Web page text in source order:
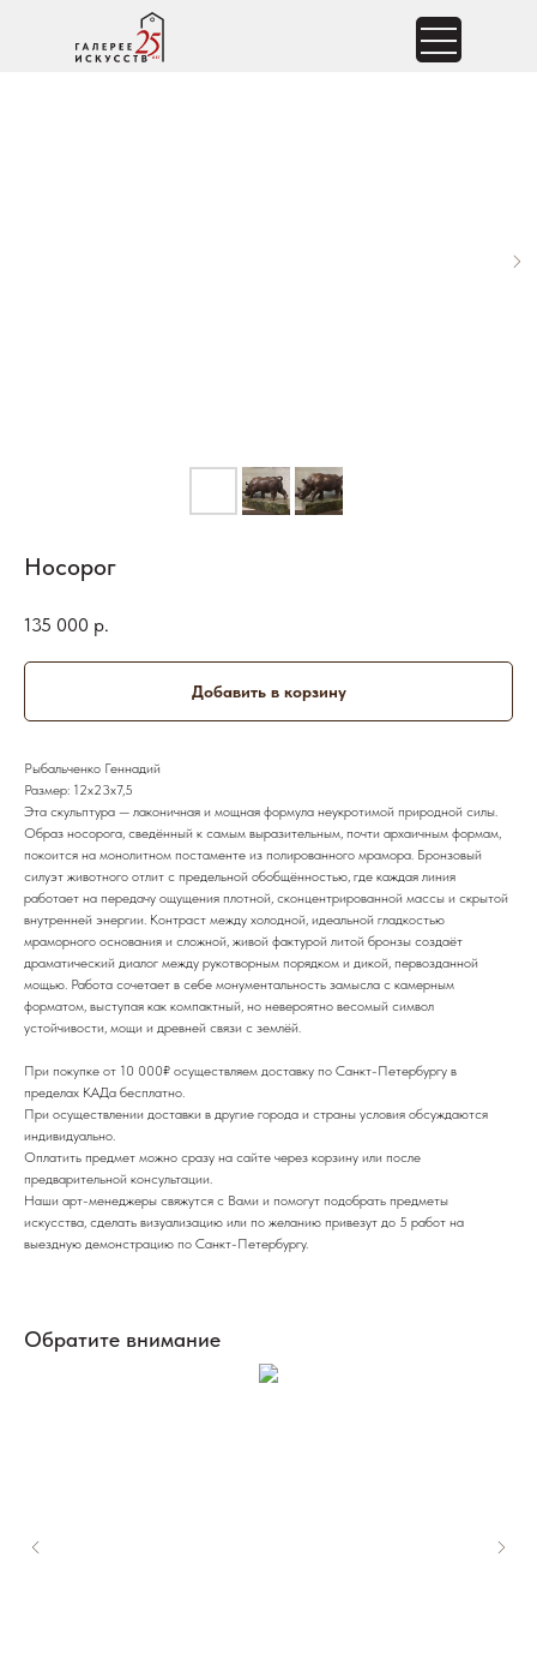
Носорог
135 000 р.
Добавить в корзину
Рыбальченко Геннадий
Размер: 12х23х7,5
Эта скульптура — лаконичная и мощная формула неукротимой природной силы.
Образ носорога, сведённый к самым выразительным, почти архаичным формам,
покоится на монолитном постаменте из полированного мрамора. Бронзовый
силуэт животного отлит с предельной обобщённостью, где каждая линия
работает на передачу ощущения плотной, сконцентрированной массы и скрытой
внутренней энергии. Контраст между холодной, идеальной гладкостью
мраморного основания и сложной, живой фактурой литой бронзы создаёт
драматический диалог между рукотворным порядком и дикой, первозданной
мощью. Работа сочетает в себе монументальность замысла с камерным
форматом, выступая как компактный, но невероятно весомый символ
устойчивости, мощи и древней связи с землёй.
При покупке от 10 000₽ осуществляем доставку по Санкт-Петербургу в
пределах КАДа бесплатно.
При осуществлении доставки в другие города и страны условия обсуждаются
индивидуально.
Оплатить предмет можно сразу на сайте через корзину или после
предварительной консультации.
Наши арт-менеджеры свяжутся с Вами и помогут подобрать предметы
искусства, сделать визуализацию или по желанию привезут до 5 работ на
выездную демонстрацию по Санкт-Петербургу.
Обратите внимание